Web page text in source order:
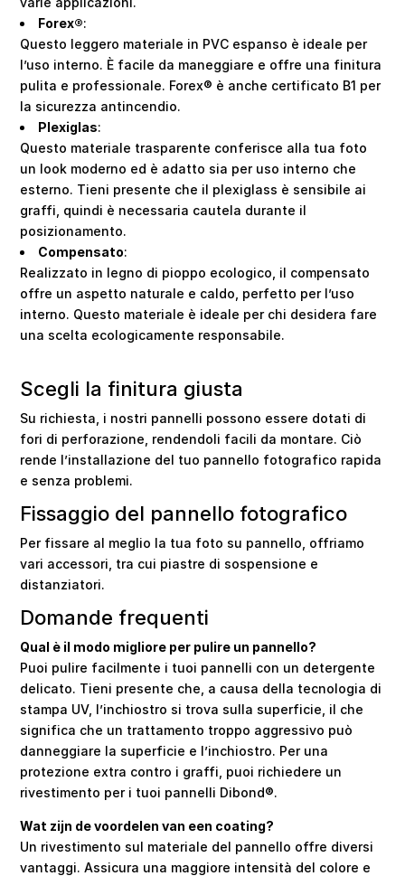
Forex®:
Questo leggero materiale in PVC espanso è ideale per
l’uso interno. È facile da maneggiare e offre una finitura
pulita e professionale. Forex® è anche certificato B1 per
la sicurezza antincendio.
Plexiglas:
Questo materiale trasparente conferisce alla tua foto
un look moderno ed è adatto sia per uso interno che
esterno. Tieni presente che il plexiglass è sensibile ai
graffi, quindi è necessaria cautela durante il
posizionamento.
Compensato:
Realizzato in legno di pioppo ecologico, il compensato
offre un aspetto naturale e caldo, perfetto per l’uso
interno. Questo materiale è ideale per chi desidera fare
una scelta ecologicamente responsabile.
Scegli la finitura giusta
Su richiesta, i nostri pannelli possono essere dotati di
fori di perforazione, rendendoli facili da montare. Ciò
rende l’installazione del tuo pannello fotografico rapida
e senza problemi.
Fissaggio del pannello fotografico
Per fissare al meglio la tua foto su pannello, offriamo
vari accessori, tra cui piastre di sospensione e
distanziatori.
Domande frequenti
Qual è il modo migliore per pulire un pannello?
Puoi pulire facilmente i tuoi pannelli con un detergente
delicato. Tieni presente che, a causa della tecnologia di
stampa UV, l’inchiostro si trova sulla superficie, il che
significa che un trattamento troppo aggressivo può
danneggiare la superficie e l’inchiostro. Per una
protezione extra contro i graffi, puoi richiedere un
rivestimento per i tuoi pannelli Dibond®.
Wat zijn de voordelen van een coating?
Un rivestimento sul materiale del pannello offre diversi
vantaggi. Assicura una maggiore intensità del colore e